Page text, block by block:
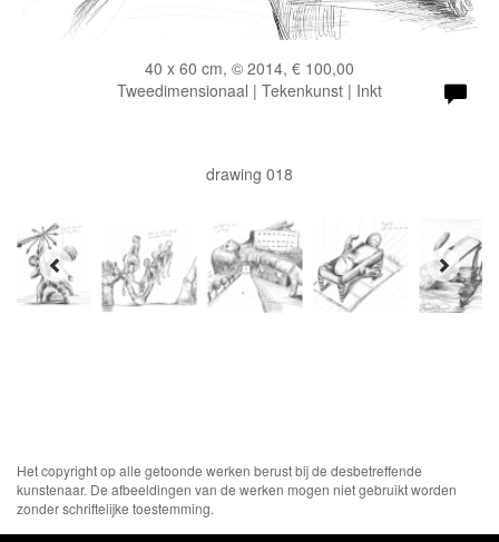
40 x 60 cm, © 2014, € 100,00
Tweedimensionaal | Tekenkunst | Inkt
drawing 018
Het copyright op alle getoonde werken berust bij de desbetreffende
kunstenaar. De afbeeldingen van de werken mogen niet gebruikt worden
zonder schriftelijke toestemming.